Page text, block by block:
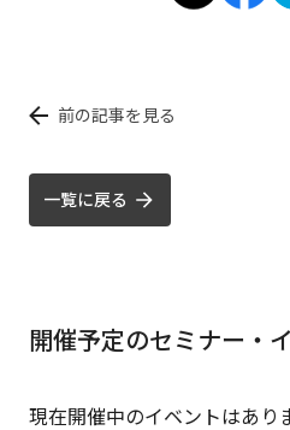
前の記事を見る
一覧に戻る
開催予定のセミナー・
現在開催中のイベントはあり